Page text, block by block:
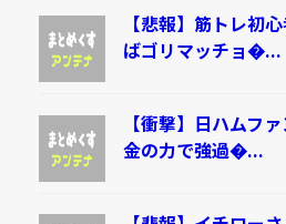
【悲報】筋トレ初
ばゴリマッチョ�...
【衝撃】日ハムフ
金の力で強過�...